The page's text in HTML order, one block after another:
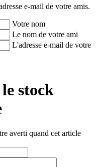
e-mail de votre amis.
Votre nom
Le nom de votre ami
L'adresse e-mail de votre
stock
averti quand cet article